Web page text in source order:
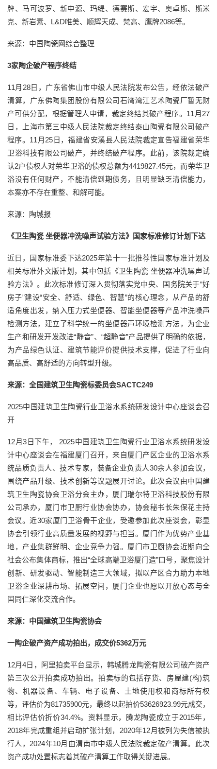
牌、马可波罗、新中源、玛缇、德赛斯、宏宇、奥卓斯、斯米
克、新岩素、L&D唯美、顺辉天成、梵高、鹰牌2086等。
来源：中国陶瓷网综合整理
3家陶企破产程序终结
11月28日，广东省佛山市中级人民法院发布公告，经依法破产
清算，广东佛陶集团股份有限公司石湾湾江艺术陶瓷厂暂无财
产可供分配，根据管理人申请，裁定终结其破产程序。11月27
日，上海市第三中级人民法院裁定终结泰山陶瓷有限公司破产
程序。11月25日，福建省安溪县人民法院裁定宣告福建省荣华
卫浴科技有限公司破产，并终结破产程序。此前，该院裁定确
认2户债权人对荣华卫浴的债权总额为4419827.45元，而荣华卫
浴没有任何财产，不能清偿到期债务，且明显缺乏清偿能力，
本案亦不存在重整、和解可能。
来源：陶城报
《卫生陶瓷 坐便器冲洗噪声试验方法》国家标准修订计划下达
近日，国家标准委下达2025年第十一批推荐性国家标准计划及
相关标准外文版计划，其中包括《卫生陶瓷 坐便器冲洗噪声试
验方法》。此次标准修订深入贯彻落实党中央、国务院关于“好
房子”建设“安全、舒适、绿色、智慧”的核心理念，从产品的舒
适角度出发，纳入压力式坐便器、智能坐便器等产品冲洗噪声
检测方法，建立了科学统一的坐便器声环境检测方法，为企业
生产和研发开发改进“静音”、“超静音”产品提供了明确的依据，
为产品绿色认证、建筑节能评价提供技术支撑，促进了行业向
高品质、高舒适的方向转型升级。
来源：全国建筑卫生陶瓷标委员会SACTC249
2025中国建筑卫生陶瓷行业卫浴水系统研发设计中心座谈会召
开
12月3日下午， 2025中国建筑卫生陶瓷行业卫浴水系统研发设
计中心座谈会在福建厦门召开，来自厦门产区企业的卫浴水系
统品质负责人、技术专家，装备企业负责人30余人参加会议，
围绕产品升级、技术创新等议题展开讨论。此次会议由中国建
筑卫生陶瓷协会卫浴分会主办，厦门瑞尔特卫浴科技股份有限
公司承办，厦门市卫厨行业协会协办，协会秘书长朱保花主持
会议。近30家厦门卫浴骨干企业，受邀参加此次座谈会，彰显
协会引领行业高质量发展的视野与担当。厦门作为优势产业基
地，产业集群鲜明、企业竞争力强。厦门市卫厨协会近期向全
社会公布集体商标，推出“全球高端卫浴厦门造”口号，聚焦设计
创新、研发驱动、智能制造三大领域，拟以产区合力助力本地
卫浴企业深耕市场、拓展空间，厦门企业也愿以开放心态与全
国同仁深化交流合作。
来源：中国建筑卫生陶瓷协会
一陶企破产资产成功拍出，成交价5362万元
12月4日，阿里拍卖平台显示，韩城腾龙陶瓷有限公司破产资产
第三次公开拍卖成功拍出。拍卖标的包括存货、房屋建(构)筑
物、机器设备、车辆、电子设备、土地使用权和商标所有权
等，评估价为81735900元，最终以起拍价53626923.99元成交，
相比评估价折价34.4%。资料显示，腾龙陶瓷成立于2015年，
2018年完成重组并启动扩张计划，2020年12月被列为失信被执
行人，2024年10月由渭南市中级人民法院裁定破产清算。此次
资产成功处置标志着其破产清算工作取得关键进展。